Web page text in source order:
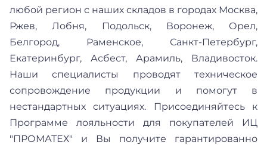
любой регион с наших складов в городах Москва,
Ржев, Лобня, Подольск, Воронеж, Орел,
Белгород, Раменское, Санкт-Петербург,
Екатеринбург, Асбест, Арамиль, Владивосток.
Наши специалисты проводят техническое
сопровождение продукции и помогут в
нестандартных ситуациях. Присоединяйтесь к
Программе лояльности для покупателей ИЦ
"ПРОМАТЕХ" и Вы получите гарантированно